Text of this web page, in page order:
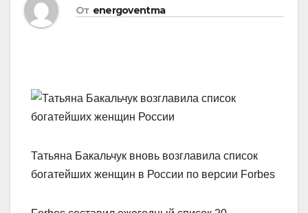
От energoventma
Татьяна Бакальчук вновь возглавила список
богатейших женщин в России по версии Forbes